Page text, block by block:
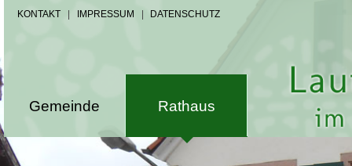
KONTAKT IMPRESSUM DATENSCHUTZ
Gemeinde Rathaus